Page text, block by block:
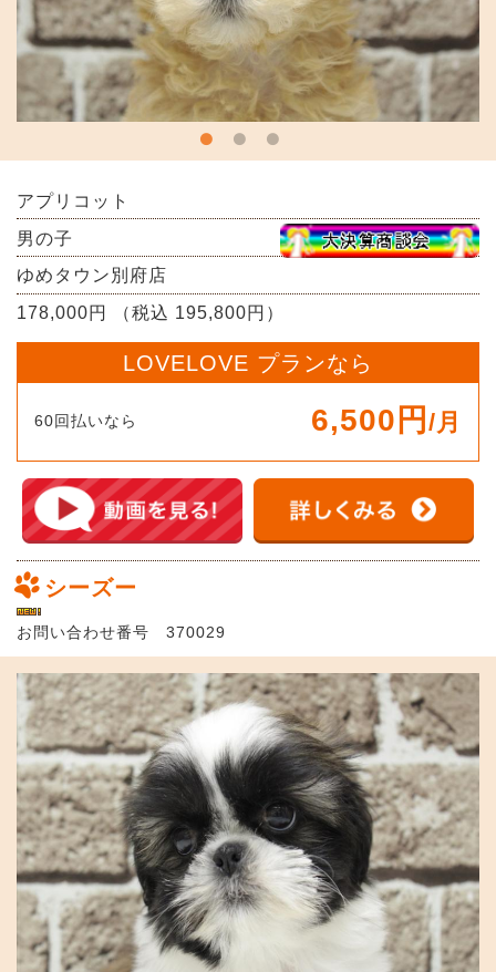
アプリコット
男の子
ゆめタウン別府店
178,000円 （税込 195,800円）
LOVELOVE プランなら
60回払いなら 6,500円 /月
シーズー
お問い合わせ番号 370029